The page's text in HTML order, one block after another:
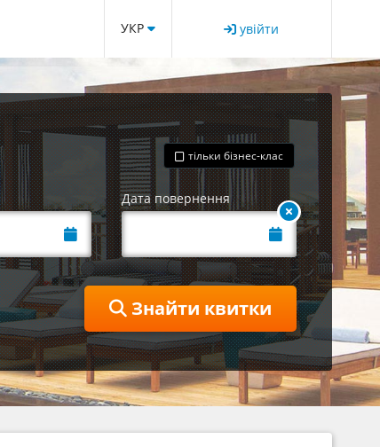
УКР увійти
тільки бізнес-клас
Дата повернення
Знайти квитки